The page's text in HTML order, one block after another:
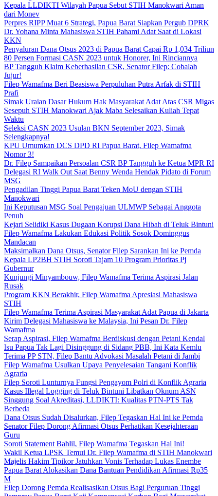
Kepala LLDIKTI Wilayah Papua Sebut STIH Manokwari Aman
dari Monev
Perpres RIPP Muat 6 Strategi, Papua Barat Siapkan Pergub DPRK
Dr. Yohana Minta Mahasiswa STIH Pahami Adat Saat di Lokasi
KKN
Penyaluran Dana Otsus 2023 di Papua Barat Capai Rp 1,034 Triliun
80 Persen Formasi CASN 2023 untuk Honorer, Ini Rinciannya
BP Tangguh Klaim Keberhasilan CSR, Senator Filep: Cobalah
Jujur!
Filep Wamafma Beri Beasiswa Perpuluhan Putra Arfak di STIH
Prafi
Simak Uraian Dasar Hukum Hak Masyarakat Adat Atas CSR Migas
Sesepuh STIH Manokwari Ajak Maba Selesaikan Kuliah Tepat
Waktu
Seleksi CASN 2023 Usulan BKN September 2023, Simak
Selengkapnya!
KPU Umumkan DCS DPD RI Papua Barat, Filep Wamafma
Nomor 3!
Dr. Filep Sampaikan Persoalan CSR BP Tangguh ke Ketua MPR RI
Delegasi RI Walk Out Saat Benny Wenda Hendak Pidato di Forum
MSG
Pengadilan Tinggi Papua Barat Teken MoU dengan STIH
Manokwari
Ini Keputusan MSG Soal Pengajuan ULMWP Sebagai Anggota
Penuh
Kejari Selidiki Kasus Dugaan Korupsi Dana Hibah di Teluk Bintuni
Filep Wamafma Lakukan Edukasi Politik Sosok Dominggus
Mandacan
Maksimalkan Dana Otsus, Senator Filep Sarankan Ini ke Pemda
Kepala LP2BH STIH Soroti Tajam 10 Program Prioritas Pj
Gubernur
Kunjungi Minyambouw, Filep Wamafma Terima Aspirasi Jalan
Rusak
Program KKN Berakhir, Filep Wamafma Apresiasi Mahasiswa
STIH
Filep Wamafma Terima Aspirasi Masyarakat Adat Papua di Jakarta
Kirim Delegasi Mahasiswa ke Malaysia, Ini Pesan Dr. Filep
Wamafma
Serap Aspirasi, Filep Wamafma Berdiskusi dengan Petani Kendal
Isu Papua Tak Lagi Disinggung di Sidang PBB, Ini Kata Kemlu
Terima PP STN, Filep Bantu Advokasi Masalah Petani di Jambi
Filep Wamafma Usulkan Upaya Penyelesaian Tangani Konflik
Agraria
Filep Soroti Lunturnya Fungsi Pengayom Polri di Konflik Agraria
Kasus Illegal Logging di Teluk Bintuni Libatkan Oknum ASN
Singgung Soal Akreditasi, LLDIKTI: Kualitas PTN-PTS Tak
Berbeda
Dana Otsus Sudah Disalurkan, Filep Tegaskan Hal Ini ke Pemda
Senator Filep Dorong Afirmasi Otsus Perhatikan Kesejahteraan
Guru
Soroti Statement Bahlil, Filep Wamafma Tegaskan Hal Ini!
Wakil Ketua LPSK Temui Dr. Filep Wamafma di STIH Manokwari
Majelis Hakim Tipikor Jatuhkan Vonis Terhadap Lukas Enembe
Papua Barat Alokasikan Dana Bantuan Pendidikan Afirmasi Rp35
M
Filep Dorong Pemda Realisasikan Otsus Bagi Perguruan Tinggi